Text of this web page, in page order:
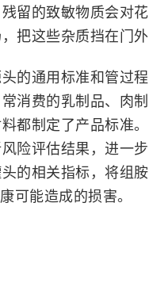
留的致敏物质会对
把这些杂质挡在门外
的通用标准和管过
消费的乳制品、肉
都制定了产品标准
险评估结果，进一
的相关指标，将组
可能造成的损害。